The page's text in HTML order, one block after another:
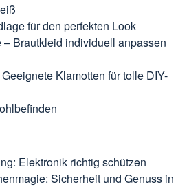
für den perfekten Look
– Brautkleid individuell anpassen
Klamotten für tolle DIY-
Elektronik richtig schützen
Sicherheit und Genuss in